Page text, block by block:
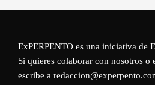
ExPERPENTO es una iniciativa de
Si quieres colaborar con nosotros
escribe a